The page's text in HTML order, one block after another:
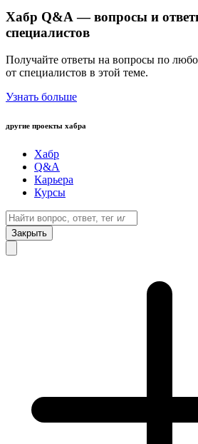
Хабр Q&A — вопросы и
специалистов
Получайте ответы на вопросы по
от специалистов в этой теме.
Узнать больше
другие проекты хабра
Хабр
Q&A
Карьера
Курсы
Закрыть